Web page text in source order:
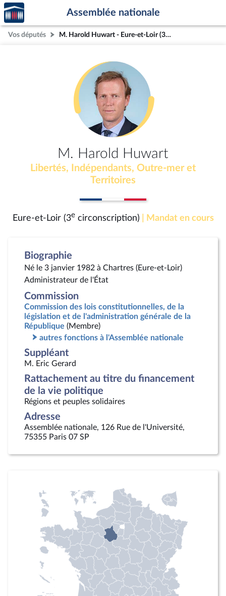
Aller au contenu
Aller en bas de la page
Accèder
à la
page
d'accueil
Assemblée nationale
Vos députés M. Harold Huwart - Eure-et-Loir (3e circonscription)
M. Harold Huwart
Libertés, Indépendants, Outre-mer et
Territoires
Eure-et-Loir (3ecirconscription) | Mandat en cours
Biographie
Né le 3 janvier 1982 à Chartres (Eure-et-Loir)
Administrateur de l'État
Commission
Commission des lois constitutionnelles, de la
législation et de l'administration générale de la
République (Membre)
autres fonctions à l'Assemblée nationale
Suppléant
M. Eric Gerard
Rattachement au titre du financement
de la vie politique
Régions et peuples solidaires
Adresse
Assemblée nationale, 126 Rue de l'Université,
75355 Paris 07 SP